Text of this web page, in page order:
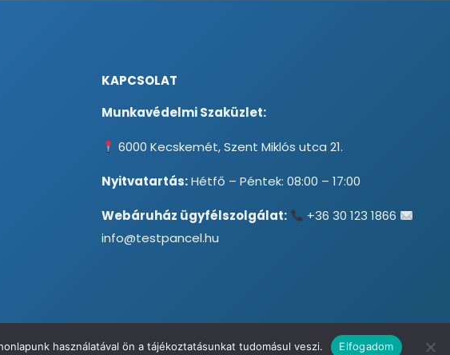
KAPCSOLAT
Munkavédelmi Szaküzlet:
6000 Kecskemét, Szent Miklós utca 21.
Nyitvatartás:Hétfő – Péntek: 08:00 – 17:00
Webáruház ügyfélszolgálat:
+36 30 123 1866
info@testpancel.hu
használatával ön a tájékoztatásunkat tudomásul veszi. Elfogadom